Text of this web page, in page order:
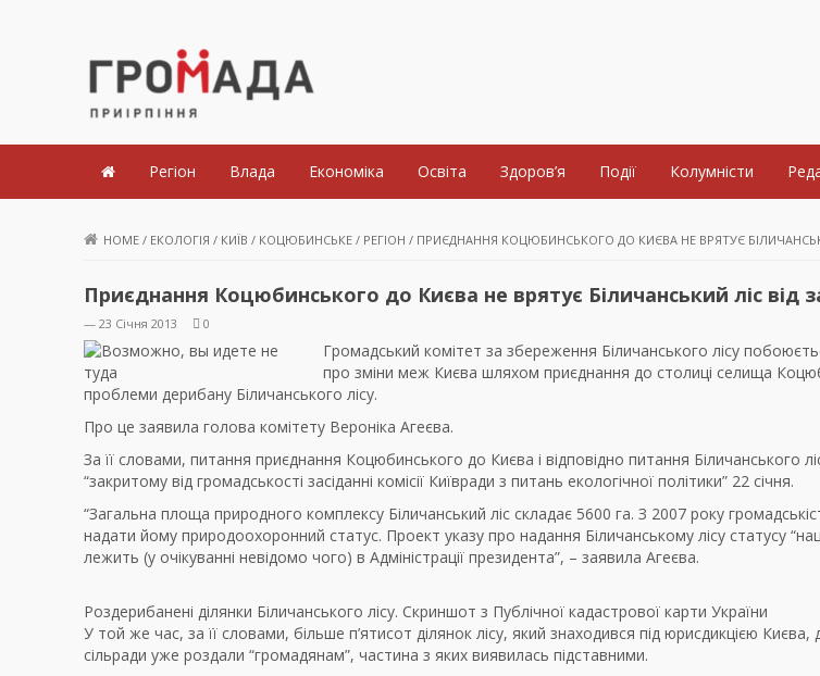
Громада Приірпіння
Регіон Влада Економіка Освіта Здоров’я Події Колумністи
HOME / ЕКОЛОГІЯ / КИЇВ / КОЦЮБИНСЬКЕ / РЕГІОН / ПРИЄДНАННЯ КОЦЮБИНСЬКОГО ДО КИЄВА НЕ ВРЯТУЄ
Приєднання Коцюбинського до Києва не врятує Біличанський ліс від
— 23 Січня 2013 0
Громадський комітет за збереження Біличанського лісу
про зміни меж Києва шляхом приєднання до столиці селища
проблеми дерибану Біличанського лісу.
Про це заявила голова комітету Вероніка Агеєва.
За її словами, питання приєднання Коцюбинського до Києва і відповідно питання Біличанського
“закритому від громадськості засіданні комісії Київради з питань екологічної політики” 22 січня.
“Загальна площа природного комплексу Біличанський ліс складає 5600 га. З 2007 року
надати йому природоохоронний статус. Проект указу про надання Біличанському лісу статусу
лежить (у очікуванні невідомо чого) в Адміністрації президента”, – заявила Агеєва.
Роздерибанені ділянки Біличанського лісу. Скриншот з Публічної кадастрової карти України
У той же час, за її словами, більше п’ятисот ділянок лісу, який знаходився під юрисдикцією
сільради уже роздали “громадянам”, частина з яких виявилась підставними.